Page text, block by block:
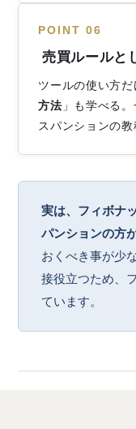
POINT 06
売買ルールと
ツールの使い方
方法 」も学べる
スパンションの教
実は、フィボナ
パンションの方
おくべき事が少
接役立つため、
ています。